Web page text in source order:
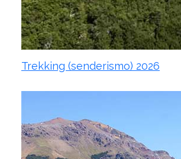
Trekking (senderismo) 2026